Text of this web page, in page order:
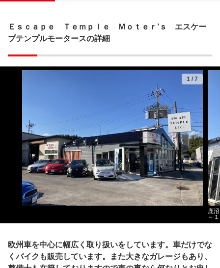
Ｅｓｃａｐｅ Ｔｅｍｐｌｅ Ｍｏｔｅｒ’ｓ エスケー
プテンプルモータースの詳細
1 / 7
鹿
～
欧州車を中心に幅広く取り扱いをしています。車だけでな
くバイクも販売しています。また大きなガレージもあり、